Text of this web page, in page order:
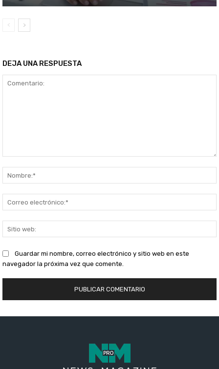
DEJA UNA RESPUESTA
Guardar mi nombre, correo electrónico y sitio web en este
navegador la próxima vez que comente.